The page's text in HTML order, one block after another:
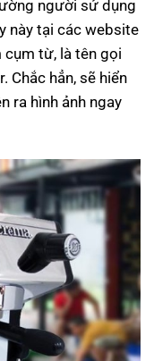
người sử dụng
này tại các website
từ, là tên gọi
Chắc hẳn, sẽ hiển
ra hình ảnh ngay